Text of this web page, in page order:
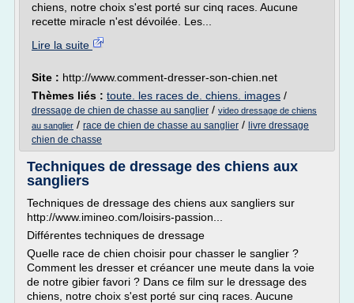
chiens, notre choix s'est porté sur cinq races. Aucune
recette miracle n'est dévoilée. Les...
Lire la suite
Site : http://www.comment-dresser-son-chien.net
Thèmes liés : toute. les races de. chiens. images /
dressage de chien de chasse au sanglier / video dressage de chiens
au sanglier / race de chien de chasse au sanglier / livre dressage
chien de chasse
Techniques de dressage des chiens aux
sangliers
Techniques de dressage des chiens aux sangliers sur
http://www.imineo.com/loisirs-passion...
Différentes techniques de dressage
Quelle race de chien choisir pour chasser le sanglier ?
Comment les dresser et créancer une meute dans la voie
de notre gibier favori ? Dans ce film sur le dressage des
chiens, notre choix s'est porté sur cinq races. Aucune